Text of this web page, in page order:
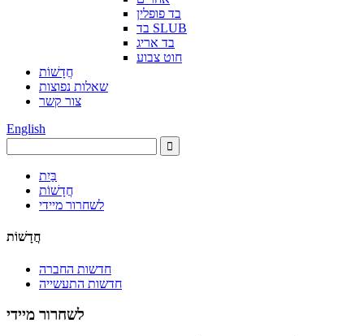
בד פופלין
בד SLUB
בד אריג
חוט צבוע
חֲדָשׁוֹת
שאלות נפוצות
צור קשר
English
בַּיִת
חֲדָשׁוֹת
לשחרור מיידי
חֲדָשׁוֹת
חדשות החברה
חדשות התעשייה
לשחרור מיידי